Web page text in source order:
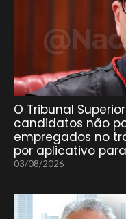
O Tribunal
candidatos não
empregados no
por aplicativo
03/08/2026